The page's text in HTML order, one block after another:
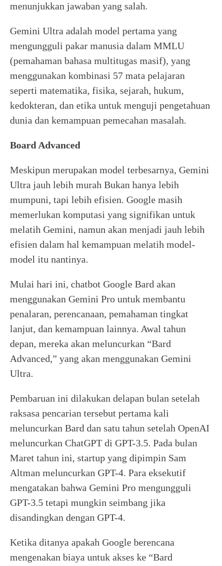
menunjukkan jawaban yang salah.
Gemini Ultra adalah model pertama yang
mengungguli pakar manusia dalam MMLU
(pemahaman bahasa multitugas masif), yang
menggunakan kombinasi 57 mata pelajaran
seperti matematika, fisika, sejarah, hukum,
kedokteran, dan etika untuk menguji pengetahuan
dunia dan kemampuan pemecahan masalah.
Board Advanced
Meskipun merupakan model terbesarnya, Gemini
Ultra jauh lebih murah Bukan hanya lebih
mumpuni, tapi lebih efisien. Google masih
memerlukan komputasi yang signifikan untuk
melatih Gemini, namun akan menjadi jauh lebih
efisien dalam hal kemampuan melatih model-
model itu nantinya.
Mulai hari ini, chatbot Google Bard akan
menggunakan Gemini Pro untuk membantu
penalaran, perencanaan, pemahaman tingkat
lanjut, dan kemampuan lainnya. Awal tahun
depan, mereka akan meluncurkan “Bard
Advanced,” yang akan menggunakan Gemini
Ultra.
Pembaruan ini dilakukan delapan bulan setelah
raksasa pencarian tersebut pertama kali
meluncurkan Bard dan satu tahun setelah OpenAI
meluncurkan ChatGPT di GPT-3.5. Pada bulan
Maret tahun ini, startup yang dipimpin Sam
Altman meluncurkan GPT-4. Para eksekutif
mengatakan bahwa Gemini Pro mengungguli
GPT-3.5 tetapi mungkin seimbang jika
disandingkan dengan GPT-4.
Ketika ditanya apakah Google berencana
mengenakan biaya untuk akses ke “Bard